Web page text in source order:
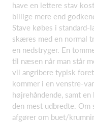
have en lettere stav
billige mere end
Stave købes i
skæres med en normal
en nedstryger. En
til næsen når man står
vil angribere typisk
kommer i en venstre-
højrehåndende, samt
den mest udbredte.
afgører om buet/